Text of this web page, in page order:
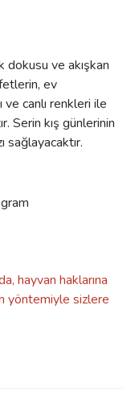
dokusu ve akışkan
ev
ve canlı renkleri ile
Serin kış günlerinin
sağlayacaktır.
hayvan haklarına
yöntemiyle sizlere
ve diğer
formunu kullanarak